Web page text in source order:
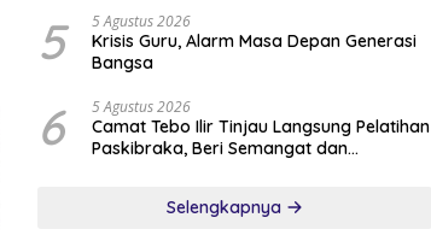
5 5 Agustus 2026
Krisis Guru, Alarm Masa Depan Generasi
Bangsa
6 5 Agustus 2026
Camat Tebo Ilir Tinjau Langsung Pelatihan
Paskibraka, Beri Semangat dan
Selengkapnya